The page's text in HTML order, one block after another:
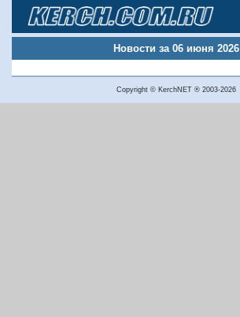
Новости за 06 июня 2026
Copyright © KerchNET ® 2003-2026